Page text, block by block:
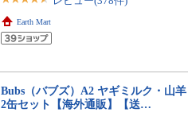
Earth Mart
Bubs（バブズ）A2 ヤギミルク・山
2缶セット【海外通販】【送…